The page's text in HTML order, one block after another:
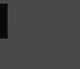
が不安定に
性がありま